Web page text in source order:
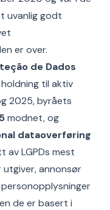
uvanlig godt
er over.
de Dados
til aktiv
2025, byråets
modnet, og
dataoverføring
av LGPDs mest
utgiver, annonsør
de er basert i